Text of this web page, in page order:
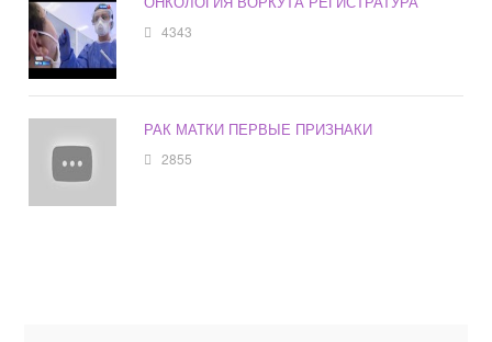
4343
РАК МАТКИ ПЕРВЫЕ ПРИЗНАКИ
2855